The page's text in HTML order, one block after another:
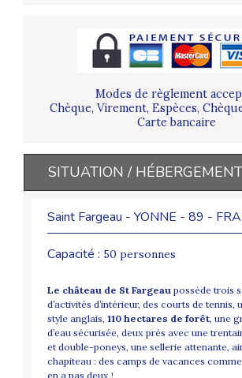
Modes de règlement
Chèque, Virement, Espèces,
Carte bancaire
SITUATION / HÉBERGEMENT
Saint Fargeau - YONNE - 89 -
Capacité : 50 personnes
Le château de St Fargeau possède trois
d’activités d’intérieur, des courts de tennis,
style anglais, 110 hectares de forêt, une
d’eau sécurisée, deux prés avec une
et double-poneys, une sellerie attenante,
chapiteau : des camps de vacances
en a pas deux !